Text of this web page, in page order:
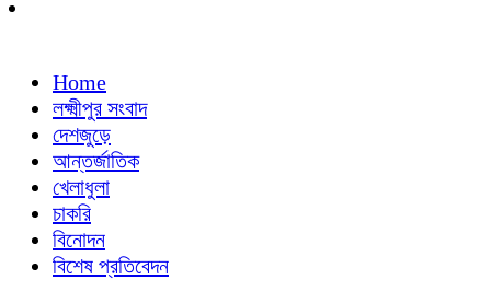
Home
লক্ষ্মীপুর সংবাদ
দেশজুড়ে
আন্তর্জাতিক
খেলাধুলা
চাকরি
বিনোদন
বিশেষ প্রতিবেদন